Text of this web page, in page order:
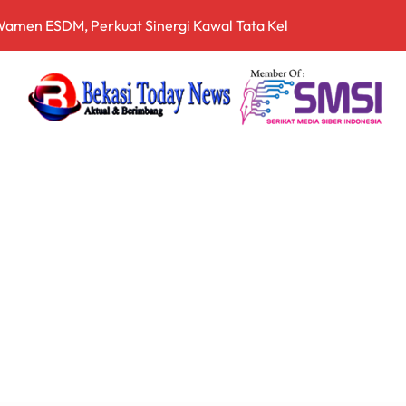
Dansecapaad, Tegaskan Penguatan Organisasi TNI AD
Dinilai Harus Diusut Lewat Pendekatan TPPU